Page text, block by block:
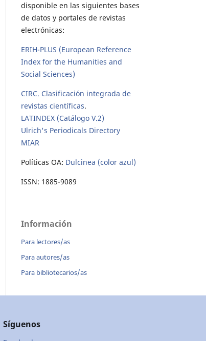
disponible en las siguientes bases
de datos y portales de revistas
electrónicas:
ERIH-PLUS (European Reference
Index for the Humanities and
Social Sciences)
CIRC. Clasificación integrada de
revistas científicas.
LATINDEX (Catálogo V.2)
Ulrich's Periodicals Directory
MIAR
Políticas OA: Dulcinea (color azul)
ISSN: 1885-9089
Información
Para lectores/as
Para autores/as
Para bibliotecarios/as
Síguenos